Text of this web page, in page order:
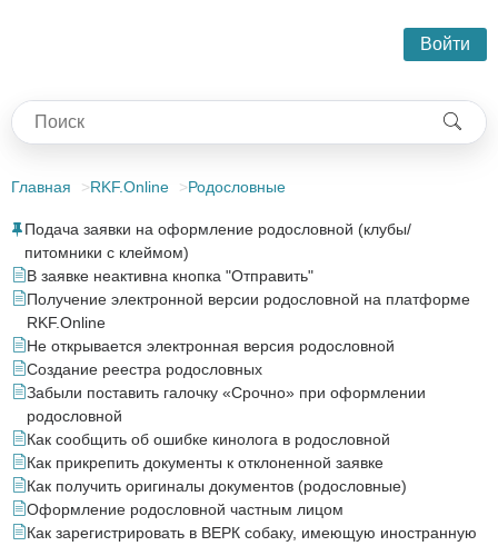
Войти
Главная RKF.Online Родословные
Подача заявки на оформление родословной (клубы/
питомники с клеймом)
В заявке неактивна кнопка "Отправить"
Получение электронной версии родословной на платформе
RKF.Online
Не открывается электронная версия родословной
Создание реестра родословных
Забыли поставить галочку «Срочно» при оформлении
родословной
Как сообщить об ошибке кинолога в родословной
Как прикрепить документы к отклоненной заявке
Как получить оригиналы документов (родословные)
Оформление родословной частным лицом
Как зарегистрировать в ВЕРК собаку, имеющую иностранную